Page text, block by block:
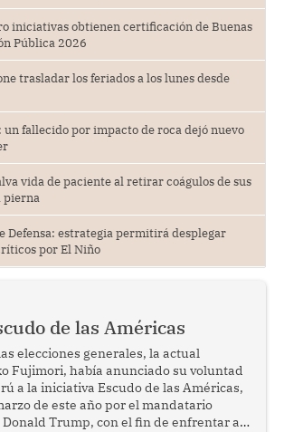
iniciativas obtienen certificación de Buenas
Pública 2026
trasladar los feriados a los lunes desde
un fallecido por impacto de roca dejó nuevo
vida de paciente al retirar coágulos de sus
pierna
Defensa: estrategia permitirá desplegar
por El Niño
de las Américas
elecciones generales, la actual
Fujimori, había anunciado su voluntad
a la iniciativa Escudo de las Américas,
de este año por el mandatario
Trump, con el fin de enfrentar al